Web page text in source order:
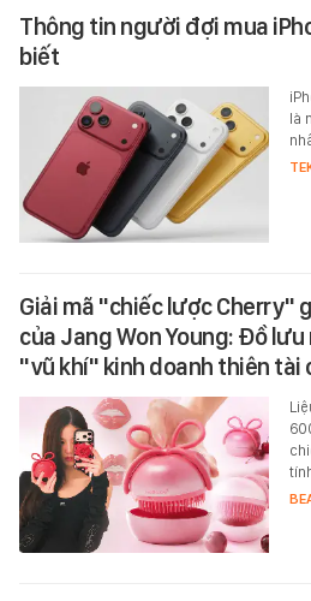
Thông tin người đợi mua
biết
là
Giải mã "chiếc lược Cherry"
của Jang Won Young: Đồ
"vũ khí" kinh doanh thiên tài